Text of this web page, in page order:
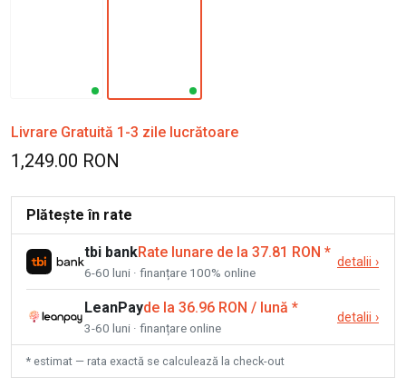
Livrare Gratuită 1-3 zile lucrătoare
1,249.00 RON
Plătește în rate
tbi bankRate lunare de la 37.81 RON *
6-60 luni · finanțare 100% online
detalii ›
LeanPayde la 36.96 RON / lună *
3-60 luni · finanțare online
detalii ›
* estimat — rata exactă se calculează la check-out